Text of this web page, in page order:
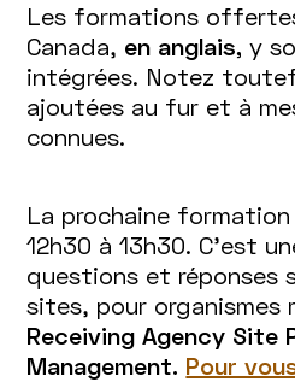
Les formations
Canada, en anglais,y
intégrées. Notez
ajoutées au fur et à
connues.
La prochaine
12h30 à 13h30. C'est
questions et réponses
sites, pour organismes
Receiving Agency Site
Management. Pour